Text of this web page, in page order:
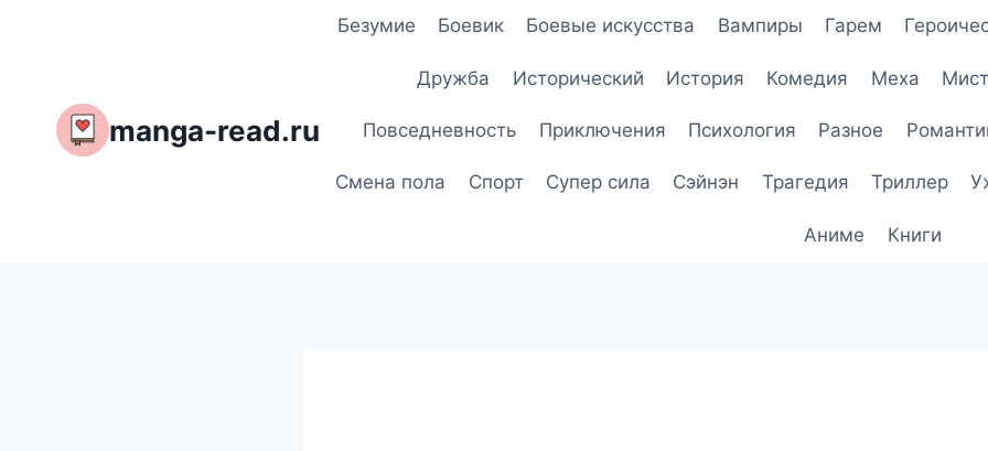
manga-read.ru
Безумие Боевик Боевые искусства Вампиры Гарем
Дружба Исторический История Комедия Меха
Повседневность Приключения Психология Разное
Смена пола Спорт Супер сила Сэйнэн Трагедия Триллер
Аниме Книги